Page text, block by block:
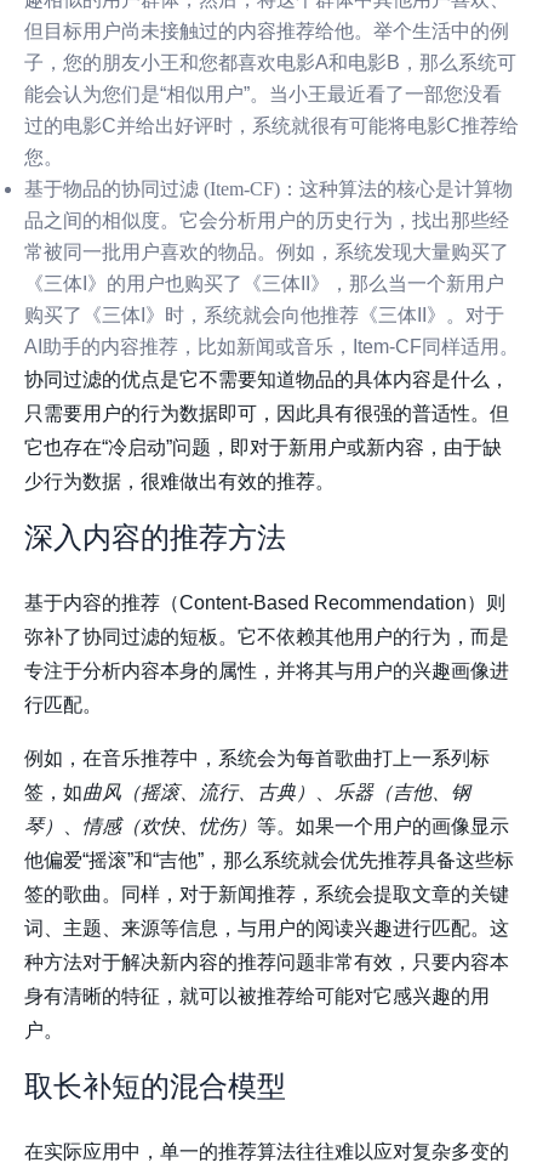
但目标用户尚未接触过的内容推荐给他。举个生活中的例
子，您的朋友小王和您都喜欢电影A和电影B，那么系统可
能会认为您们是“相似用户”。当小王最近看了一部您没看
过的电影C并给出好评时，系统就很有可能将电影C推荐给
您。
基于物品的协同过滤 (Item-CF) ：这种算法的核心是计算物
品之间的相似度。它会分析用户的历史行为，找出那些经
常被同一批用户喜欢的物品。例如，系统发现大量购买了
《三体I》的用户也购买了《三体II》，那么当一个新用户
购买了《三体I》时，系统就会向他推荐《三体II》。对于
AI助手的内容推荐，比如新闻或音乐，Item-CF同样适用。
协同过滤的优点是它不需要知道物品的具体内容是什么，
只需要用户的行为数据即可，因此具有很强的普适性。但
它也存在“冷启动”问题，即对于新用户或新内容，由于缺
少行为数据，很难做出有效的推荐。
深入内容的推荐方法
基于内容的推荐（Content-Based Recommendation）则
弥补了协同过滤的短板。它不依赖其他用户的行为，而是
专注于分析内容本身的属性，并将其与用户的兴趣画像进
行匹配。
例如，在音乐推荐中，系统会为每首歌曲打上一系列标
签，如曲风（摇滚、流行、古典） 、 乐器（吉他、钢
琴）
、 情感（欢快、忧伤） 等。如果一个用户的画像显示
他偏爱“摇滚”和“吉他”，那么系统就会优先推荐具备这些标
签的歌曲。同样，对于新闻推荐，系统会提取文章的关键
词、主题、来源等信息，与用户的阅读兴趣进行匹配。这
种方法对于解决新内容的推荐问题非常有效，只要内容本
身有清晰的特征，就可以被推荐给可能对它感兴趣的用
户。
取长补短的混合模型
在实际应用中，单一的推荐算法往往难以应对复杂多变的